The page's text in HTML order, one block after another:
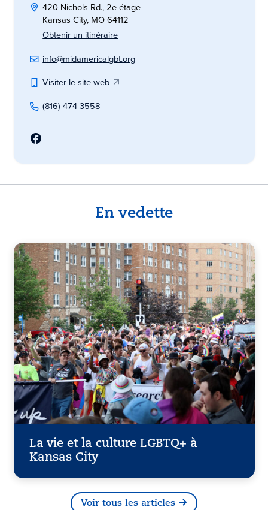
420 Nichols Rd., 2e étage
Kansas City, MO 64112
Obtenir un itinéraire
info@midamericalgbt.org
Visiter le site web
(816) 474-3558
En vedette
La vie et la culture LGBTQ+ à
Kansas City
Voir tous les articles